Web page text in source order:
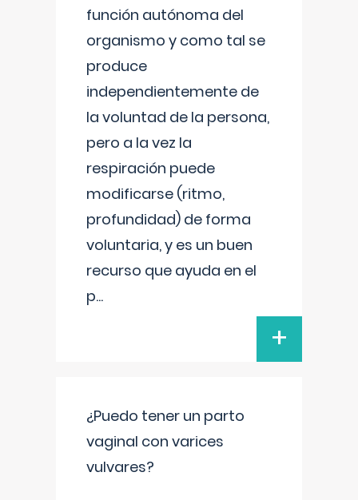
función autónoma del
organismo y como tal se
produce
independientemente de
la voluntad de la persona,
pero a la vez la
respiración puede
modificarse (ritmo,
profundidad) de forma
voluntaria, y es un buen
recurso que ayuda en el
p...
+
¿Puedo tener un parto
vaginal con varices
vulvares?